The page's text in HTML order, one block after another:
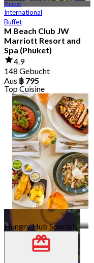
Phuket
International
Buffet
M Beach Club JW
Marriott Resort and
Spa (Phuket)
4.9
148 Gebucht
Aus ฿ 795
Top Cuisine
International
98 Outlets
Hungry Hub Specials